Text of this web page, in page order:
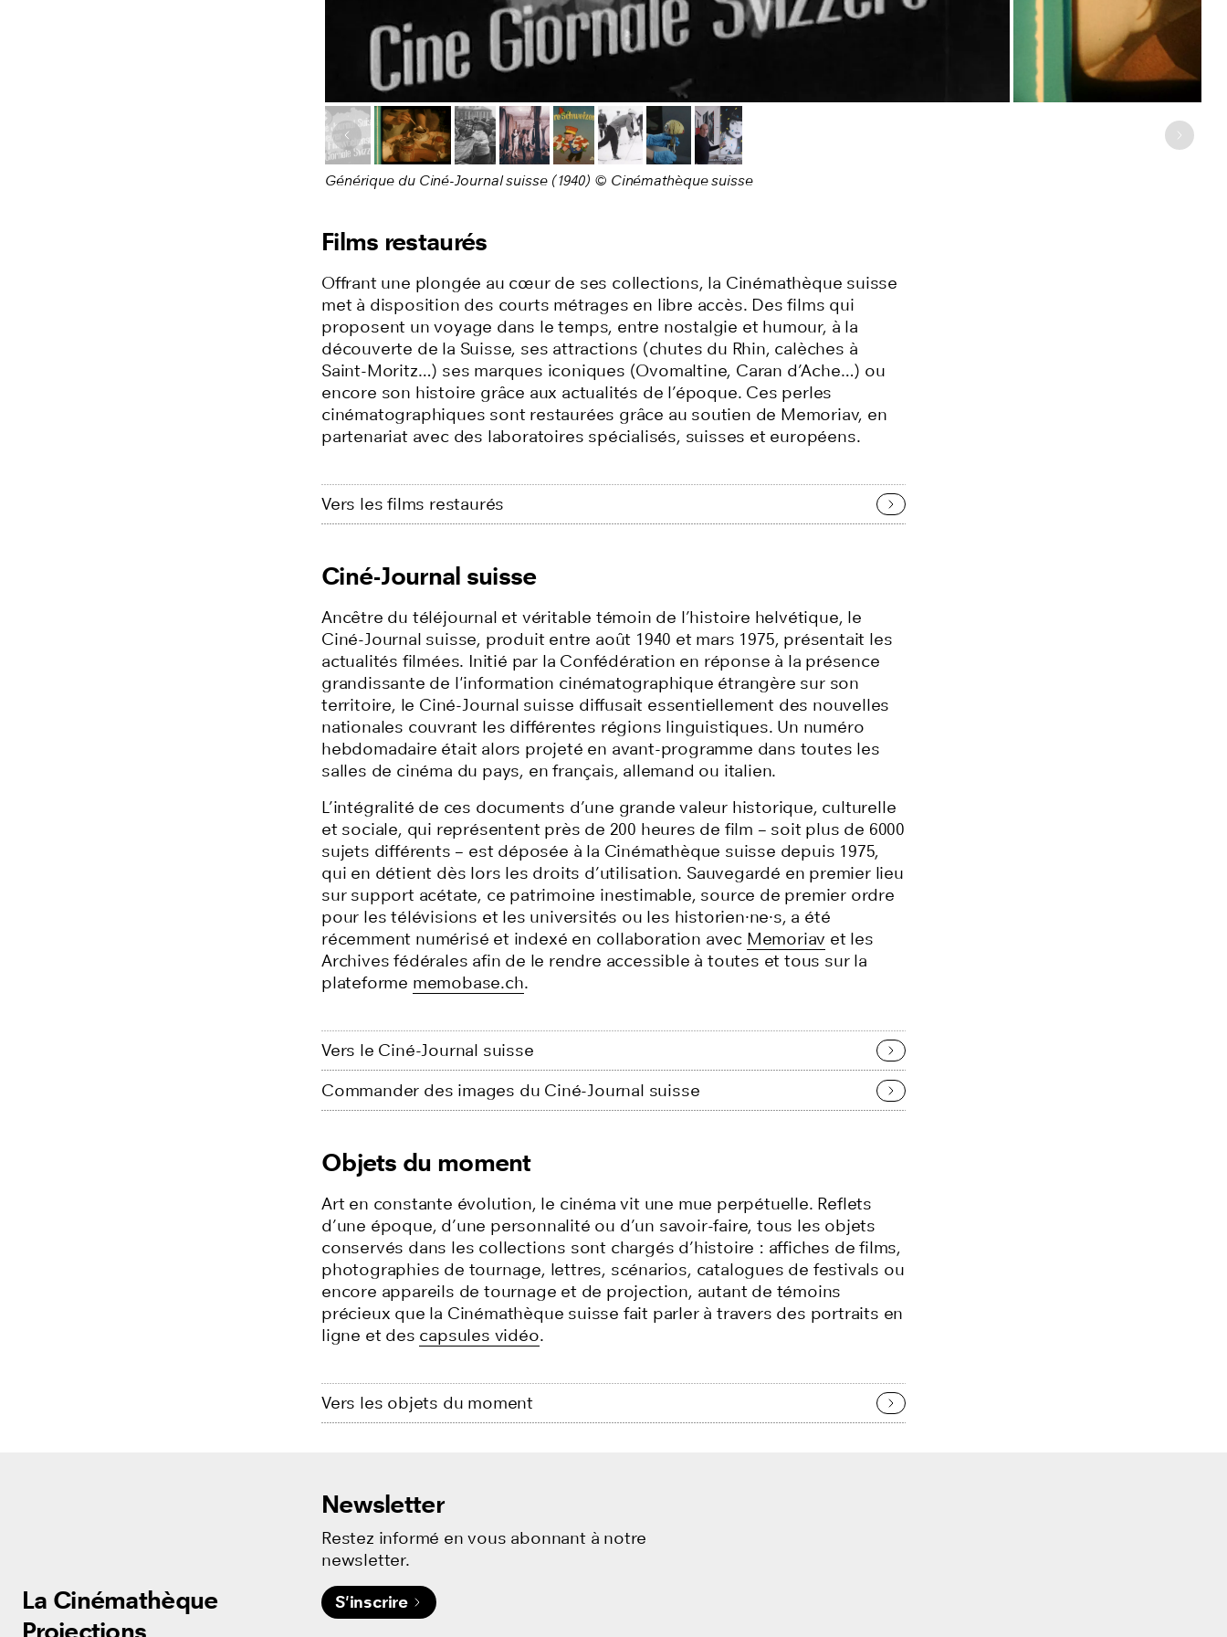
La Cinémathèque
La Cinémathèque
Image précédente Image
Générique du Ciné-Journal suisse (1940) © Cinémathèque suisse
Films restaurés
Offrant une plongée au cœur de ses collections, la Cinémathèque suisse
met à disposition des courts métrages en libre accès. Des films qui
proposent un voyage dans le temps, entre nostalgie et humour, à la
découverte de la Suisse, ses attractions (chutes du Rhin, calèches à
Saint-Moritz…) ses marques iconiques (Ovomaltine, Caran d’Ache…) ou
encore son histoire grâce aux actualités de l’époque. Ces perles
cinématographiques sont restaurées grâce au soutien de Memoriav, en
partenariat avec des laboratoires spécialisés, suisses et européens.
Vers les films restaurés
Ciné-Journal suisse
Ancêtre du téléjournal et véritable témoin de l’histoire helvétique, le
Ciné-Journal suisse, produit entre août 1940 et mars 1975, présentait les
actualités filmées. Initié par la Confédération en réponse à la présence
grandissante de l'information cinématographique étrangère sur son
territoire, le Ciné-Journal suisse diffusait essentiellement des nouvelles
nationales couvrant les différentes régions linguistiques. Un numéro
hebdomadaire était alors projeté en avant-programme dans toutes les
salles de cinéma du pays, en français, allemand ou italien.
L’intégralité de ces documents d’une grande valeur historique, culturelle
et sociale, qui représentent près de 200 heures de film – soit plus de 6000
sujets différents – est déposée à la Cinémathèque suisse depuis 1975,
qui en détient dès lors les droits d’utilisation. Sauvegardé en premier lieu
sur support acétate, ce patrimoine inestimable, source de premier ordre
pour les télévisions et les universités ou les historien·ne·s, a été
récemment numérisé et indexé en collaboration avec Memoriav et les
Archives fédérales afin de le rendre accessible à toutes et tous sur la
plateforme memobase.ch.
Vers le Ciné-Journal suisse
Commander des images du Ciné-Journal suisse
Objets du moment
Art en constante évolution, le cinéma vit une mue perpétuelle. Reflets
d’une époque, d’une personnalité ou d’un savoir-faire, tous les objets
conservés dans les collections sont chargés d’histoire : affiches de films,
photographies de tournage, lettres, scénarios, catalogues de festivals ou
encore appareils de tournage et de projection, autant de témoins
précieux que la Cinémathèque suisse fait parler à travers des portraits en
ligne et des capsules vidéo.
Vers les objets du moment
Newsletter
Restez informé en vous abonnant à notre
newsletter.
S'inscrire